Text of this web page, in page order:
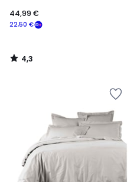
22,50 €
44,99 €
4,3
/